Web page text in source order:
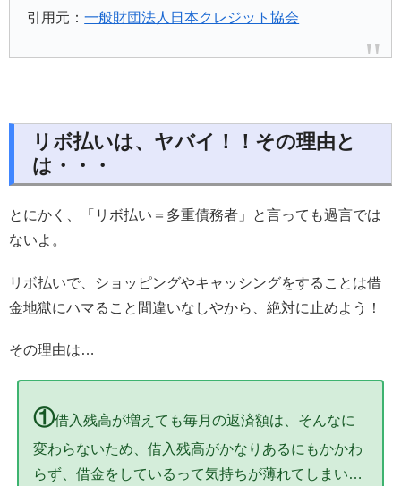
引用元：一般財団法人日本クレジット協会
リボ払いは、ヤバイ！！その理由と
は・・・
とにかく、「リボ払い＝多重債務者」と言っても過言では
ないよ。
リボ払いで、ショッピングやキャッシングをすることは借
金地獄にハマること間違いなしやから、絶対に止めよう！
その理由は…
①借入残高が増えても毎月の返済額は、そんなに
変わらないため、借入残高がかなりあるにもかかわ
らず、借金をしているって気持ちが薄れてしまい…